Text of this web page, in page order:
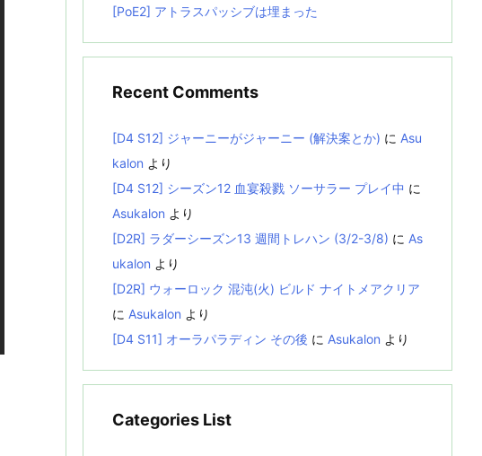
[PoE2] アトラスパッシブは埋まった
Recent Comments
[D4 S12] ジャーニーがジャーニー (解決案とか) に Asu
kalon より
[D4 S12] シーズン12 血宴殺戮 ソーサラー プレイ中 に
Asukalon より
[D2R] ラダーシーズン13 週間トレハン (3/2-3/8) に As
ukalon より
[D2R] ウォーロック 混沌(火) ビルド ナイトメアクリア
に Asukalon より
[D4 S11] オーラパラディン その後 に Asukalon より
Categories List